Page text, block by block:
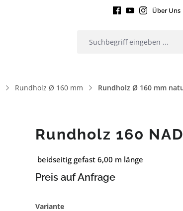
Über Uns
Rundholz Ø 160 mm Rundholz Ø 160 mm
Rundholz 160
beidseitig gefast 6,00 m länge
Preis auf Anfrage
Varianteauswählen